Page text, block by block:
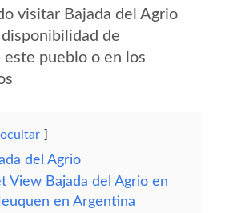
visitar Bajada del Agrio
de
pueblo o en los
ocultar
del Agrio
View Bajada del Agrio en
en Argentina